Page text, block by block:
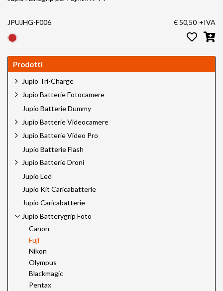
JPUJHG-F006 € 50,50 +IVA
Prodotti
Jupio Tri-Charge
Jupio Batterie Fotocamere
Jupio Batterie Dummy
Jupio Batterie Videocamere
Jupio Batterie Video Pro
Jupio Batterie Flash
Jupio Batterie Droni
Jupio Led
Jupio Kit Caricabatterie
Jupio Caricabatterie
Jupio Batterygrip Foto
Canon
Fuji
Nikon
Olympus
Blackmagic
Pentax